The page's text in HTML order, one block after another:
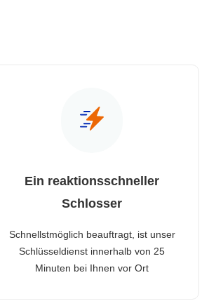
Ein reaktionsschneller
Schlosser
Schnellstmöglich beauftragt, ist unser
Schlüsseldienst innerhalb von 25
Minuten bei Ihnen vor Ort